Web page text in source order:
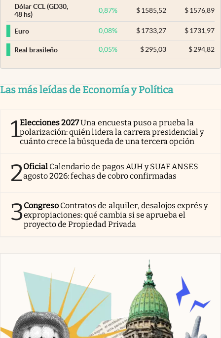
Dólar CCL (GD30,
48 hs)
0,87% $ 1585,52 $1576,89
Euro 0,08% $ 1733,27 $1731,97
Real brasileño 0,05% $295,03 $294,82
Las más leídas de Economía y Política
1Elecciones 2027Una encuesta puso a prueba la
polarización: quién lidera la carrera presidencial y
cuánto crece la búsqueda de una tercera opción
2Oficial Calendario de pagos AUH y SUAF ANSES
agosto 2026: fechas de cobro confirmadas
3Congreso Contratos de alquiler, desalojos exprés y
expropiaciones: qué cambia si se aprueba el
proyecto de Propiedad Privada